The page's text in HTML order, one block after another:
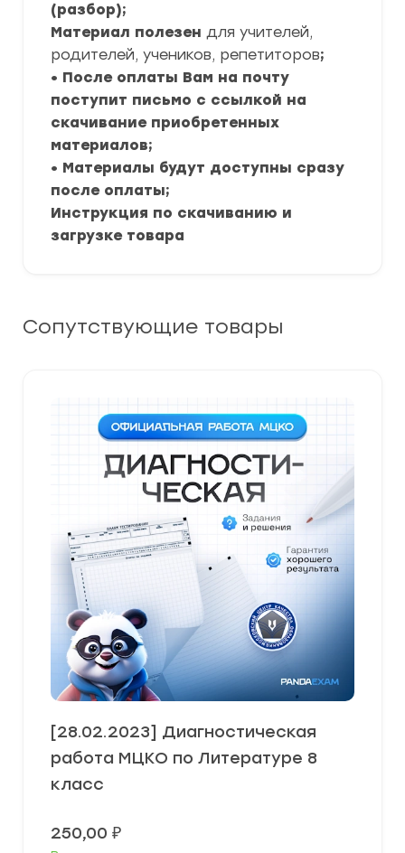
(разбор);
Материал полезен для учителей,
родителей, учеников, репетиторов;
• После оплаты Вам на почту
поступит письмо с ссылкой на
скачивание приобретенных
материалов;
• Материалы будут доступны сразу
после оплаты;
Инструкция по скачиванию и
загрузке товара
Сопутствующие товары
[28.02.2023] Диагностическая
работа МЦКО по Литературе 8
класс
250,00 ₽